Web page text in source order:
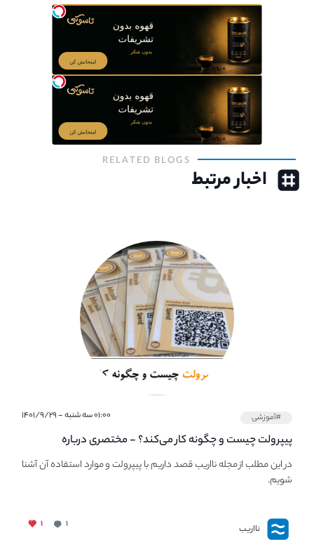
RELATED BLOGS
اخبار مرتبط
#آموزشی ۰۱:۰۰ سه شنبه - ۱۴۰۱/۹/۲۹
پیپر‌ولت چیست و چگونه کار می‌کند؟ - مختصری درباره
PaperWallet
در این مطلب از مجله نااریب قصد داریم با پیپر‌ولت و موارد استفاده آن آشنا
شویم.
نااریب ۱ ۱